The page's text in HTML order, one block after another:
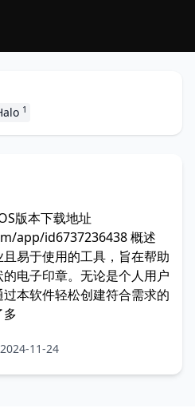
1
版本下载地址
app/id6737236438 概述
易于使用的工具，旨在帮助
电子印章。无论是个人用户
本软件轻松创建符合需求的
多
11-24